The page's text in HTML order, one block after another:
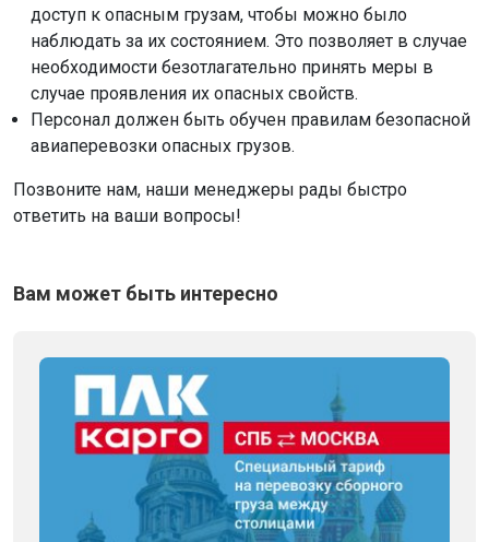
доступ к опасным грузам, чтобы можно было
наблюдать за их состоянием. Это позволяет в случае
необходимости безотлагательно принять меры в
случае проявления их опасных свойств.
Персонал должен быть обучен правилам безопасной
авиаперевозки опасных грузов.
Позвоните нам, наши менеджеры рады быстро
ответить на ваши вопросы!
Вам может быть интересно